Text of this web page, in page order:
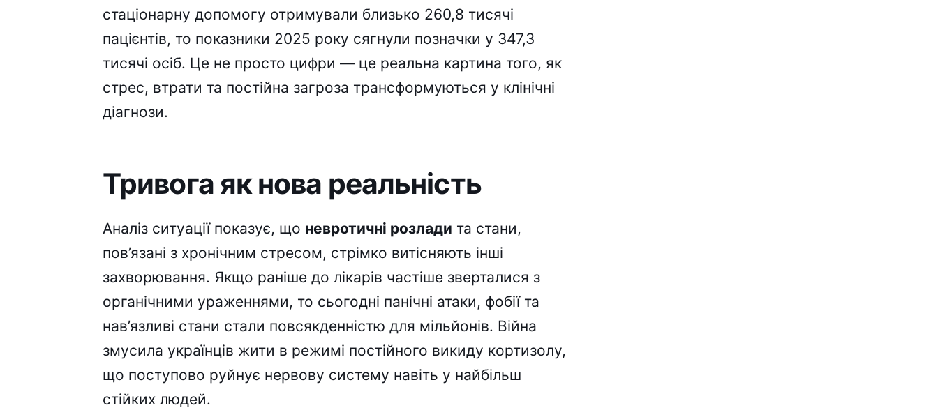
стаціонарну допомогу отримували близько 260,8 тисячі
пацієнтів, то показники 2025 року сягнули позначки у 347,3
тисячі осіб. Це не просто цифри — це реальна картина того, як
стрес, втрати та постійна загроза трансформуються у клінічні
діагнози.
Тривога як нова реальність
Аналіз ситуації показує, що невротичні розлади та стани,
пов’язані з хронічним стресом, стрімко витісняють інші
захворювання. Якщо раніше до лікарів частіше зверталися з
органічними ураженнями, то сьогодні панічні атаки, фобії та
нав’язливі стани стали повсякденністю для мільйонів. Війна
змусила українців жити в режимі постійного викиду кортизолу,
що поступово руйнує нервову систему навіть у найбільш
стійких людей.